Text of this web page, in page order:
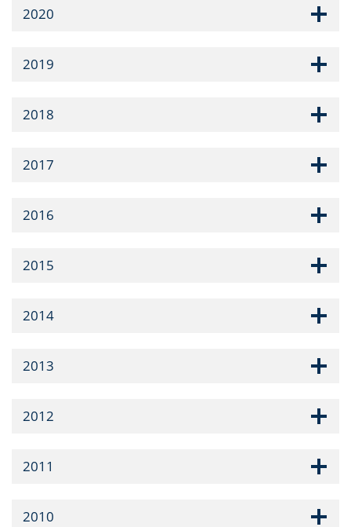
2020
2019
2018
2017
2016
2015
2014
2013
2012
2011
2010